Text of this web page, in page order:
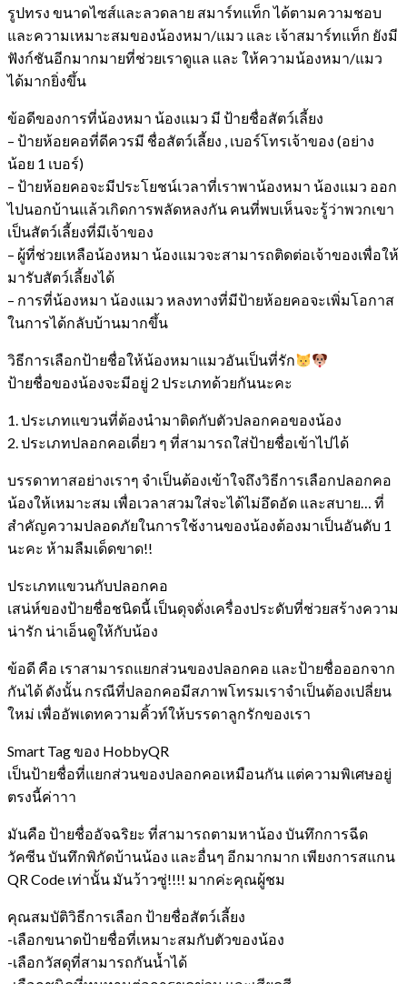
รูปทรง ขนาดไซส์และลวดลาย สมาร์ทแท็ก ได้ตามความชอบ
และความเหมาะสมของน้องหมา/แมว และ เจ้าสมาร์ทแท็ก ยังมี
ฟังก์ชันอีกมากมายที่ช่วยเราดูแล และ ให้ความน้องหมา/แมว
ได้มากยิ่งขึ้น
ข้อดีของการที่น้องหมา น้องแมว มี ป้ายชื่อสัตว์เลี้ยง
– ป้ายห้อยคอที่ดีควรมี ชื่อสัตว์เลี้ยง , เบอร์โทรเจ้าของ (อย่าง
น้อย 1 เบอร์)
– ป้ายห้อยคอจะมีประโยชน์เวลาที่เราพาน้องหมา น้องแมว ออก
ไปนอกบ้านแล้วเกิดการพลัดหลงกัน คนที่พบเห็นจะรู้ว่าพวกเขา
เป็นสัตว์เลี้ยงที่มีเจ้าของ
– ผู้ที่ช่วยเหลือน้องหมา น้องแมวจะสามารถติดต่อเจ้าของเพื่อให้
มารับสัตว์เลี้ยงได้
– การที่น้องหมา น้องแมว หลงทางที่มีป้ายห้อยคอจะเพิ่มโอกาส
ในการได้กลับบ้านมากขึ้น
วิธีการเลือกป้ายชื่อให้น้องหมาแมวอันเป็นที่รัก
ป้ายชื่อของน้องจะมีอยู่ 2 ประเภทด้วยกันนะคะ
1. ประเภทแขวนที่ต้องนำมาติดกับตัวปลอกคอของน้อง
2. ประเภทปลอกคอเดี่ยว ๆ ที่สามารถใส่ป้ายชื่อเข้าไปได้
บรรดาทาสอย่างเราๆ จำเป็นต้องเข้าใจถึงวิธีการเลือกปลอกคอ
น้องให้เหมาะสม เพื่อเวลาสวมใส่จะได้ไม่อึดอัด และสบาย… ที่
สำคัญความปลอดภัยในการใช้งานของน้องต้องมาเป็นอันดับ 1
นะคะ ห้ามลืมเด็ดขาด!!
ประเภทแขวนกับปลอกคอ
เสน่ห์ของป้ายชื่อชนิดนี้ เป็นดุจดั่งเครื่องประดับที่ช่วยสร้างความ
น่ารัก น่าเอ็นดูให้กับน้อง
ข้อดี คือ เราสามารถแยกส่วนของปลอกคอ และป้ายชื่อออกจาก
กันได้ ดังนั้น กรณีที่ปลอกคอมีสภาพโทรมเราจำเป็นต้องเปลี่ยน
ใหม่ เพื่ออัพเดทความคิ้วท์ให้บรรดาลูกรักของเรา
Smart Tag ของ HobbyQR
เป็นป้ายชื่อที่แยกส่วนของปลอกคอเหมือนกัน แต่ความพิเศษอยู่
ตรงนี้ค่าาา
มันคือ ป้ายชื่ออัจฉริยะ ที่สามารถตามหาน้อง บันทึกการฉีด
วัคซีน บันทึกพิกัดบ้านน้อง และอื่นๆ อีกมากมาก เพียงการสแกน
QR Code เท่านั้น มันว้าวซู่!!!! มากค่ะคุณผู้ชม
คุณสมบัติวิธีการเลือก ป้ายชื่อสัตว์เลี้ยง
-เลือกขนาดป้ายชื่อที่เหมาะสมกับตัวของน้อง
-เลือกวัสดุที่สามารถกันน้ำได้